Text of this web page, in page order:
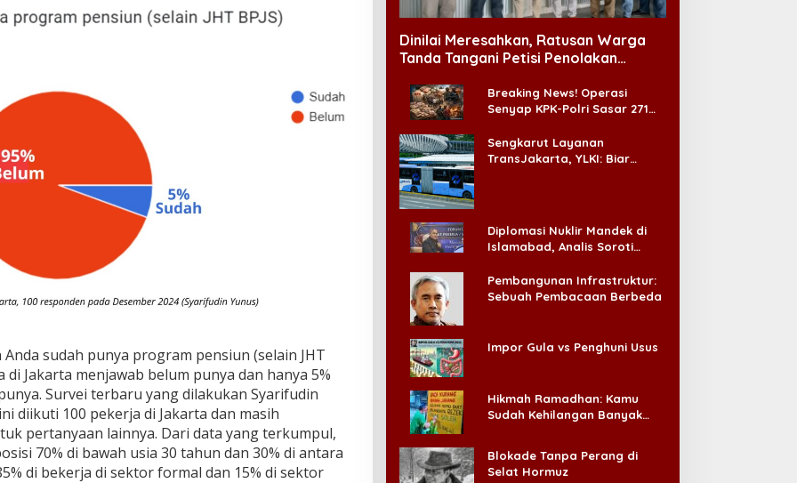
sudah punya program pensiun (selain JHT
di Jakarta menjawab belum punya dan hanya 5%
Survei terbaru yang dilakukan Syarifudin
diikuti 100 pekerja di Jakarta dan masih
pertanyaan lainnya. Dari data yang terkumpul,
70% di bawah usia 30 tahun dan 30% di antara
di bekerja di sektor formal dan 15% di sektor
Dinilai Meresahkan, Ratusan Warga
Tanda Tangani Petisi Penolakan
Breaking News! Operasi
Senyap KPK-Polri Sasar 271
Ada ‘Badai Pemeriksaan’
Sengkarut Layanan
TransJakarta, YLKI: Biar
Diplomasi Nuklir Mandek di
Islamabad, Analis Soroti
Pembangunan Infrastruktur:
Sebuah Pembacaan Berbeda
Impor Gula vs Penghuni Usus
Hikmah Ramadhan: Kamu
Sudah Kehilangan Banyak
Blokade Tanpa Perang di
Selat Hormuz